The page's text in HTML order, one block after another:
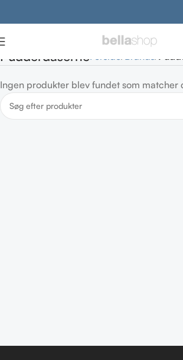
Pudderdåserne
Ingen produkter blev fundet som matcher